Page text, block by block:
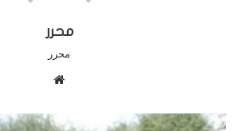
محرر
محرر
ق